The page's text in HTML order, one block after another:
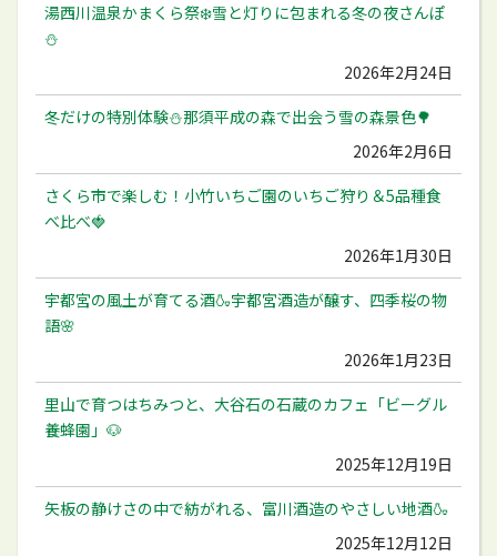
湯西川温泉かまくら祭❄️雪と灯りに包まれる冬の夜さんぽ
⛄️
2026年2月24日
冬だけの特別体験⛄️那須平成の森で出会う雪の森景色🌳
2026年2月6日
さくら市で楽しむ！小竹いちご園のいちご狩り＆5品種食
べ比べ🍓
2026年1月30日
宇都宮の風土が育てる酒🍶宇都宮酒造が醸す、四季桜の物
語🌸
2026年1月23日
里山で育つはちみつと、大谷石の石蔵のカフェ「ビーグル
養蜂園」🐶
2025年12月19日
矢板の静けさの中で紡がれる、富川酒造のやさしい地酒🍶
2025年12月12日